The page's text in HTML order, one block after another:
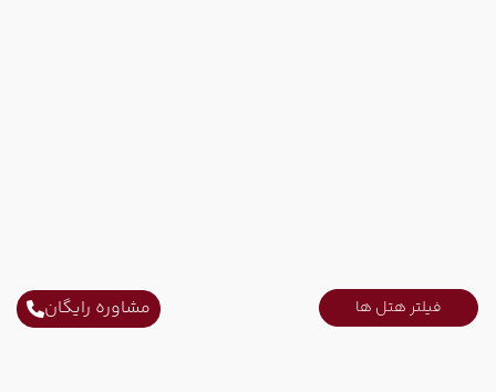
فیلتر هتل ها مشاوره رایگان